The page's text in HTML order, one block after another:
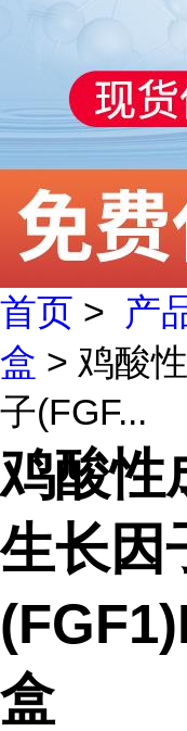
首页 > 产
盒 > 鸡酸
子(FGF...
鸡酸性
生长因
盒